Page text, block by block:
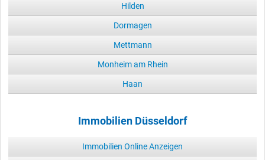
Hilden
Dormagen
Mettmann
Monheim am Rhein
Haan
Immobilien Düsseldorf
Immobilien Online Anzeigen